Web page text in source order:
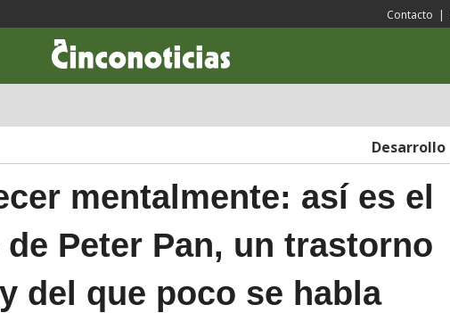
Contacto |
Desarrollo
mentalmente: así es el
Peter Pan, un trastorno
del que poco se habla